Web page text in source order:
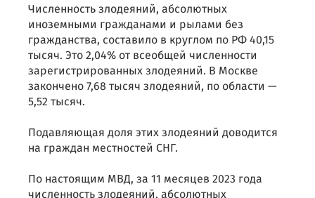
Численность злодеяний, абсолютных
иноземными гражданами и рылами без
гражданства, составило в круглом по РФ 40,15
тысяч. Это 2,04% от всеобщей численности
зарегистрированных злодеяний. В Москве
закончено 7,68 тысяч злодеяний, по области —
5,52 тысяч.
Подавляющая доля этих злодеяний доводится
на граждан местностей СНГ.
По настоящим МВД, за 11 месяцев 2023 года